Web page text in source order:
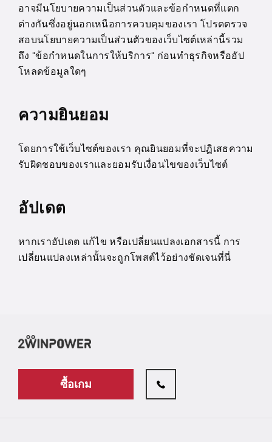
อาจมีนโยบายความเป็นส่วนตัวและข้อกำหนดที่แตก
ต่างกันซึ่งอยู่นอกเหนือการควบคุมของเรา โปรดตรวจ
สอบนโยบายความเป็นส่วนตัวของเว็บไซต์เหล่านี้รวม
ถึง "ข้อกำหนดในการให้บริการ" ก่อนทำธุรกิจหรืออัป
โหลดข้อมูลใดๆ
ความยินยอม
โดยการใช้เว็บไซต์ของเรา คุณยินยอมที่จะปฏิเสธความ
รับผิดชอบของเราและยอมรับเงื่อนไขของเว็บไซต์
อัปเดต
หากเราอัปเดต แก้ไข หรือเปลี่ยนแปลงเอกสารนี้ การ
เปลี่ยนแปลงเหล่านั้นจะถูกโพสต์ไว้อย่างชัดเจนที่นี่
ซื้อเกม